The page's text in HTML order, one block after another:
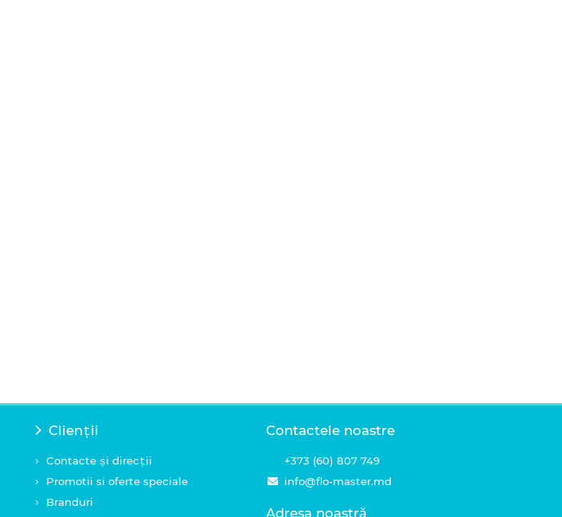
Clienții
Contacte și direcții
Promotii si oferte speciale
Branduri
Contactele noastre
+373 (60) 807 749
info@flo-master.md
Adresa noastră